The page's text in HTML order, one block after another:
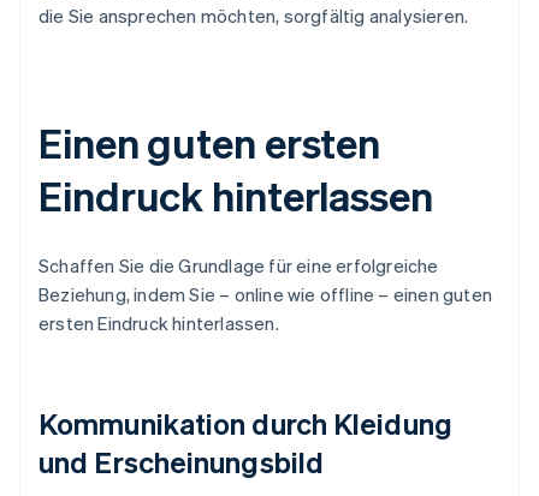
die Sie ansprechen möchten, sorgfältig analysieren.
Einen guten ersten
Eindruck hinterlassen
Schaffen Sie die Grundlage für eine erfolgreiche
Beziehung, indem Sie – online wie offline – einen guten
ersten Eindruck hinterlassen.
Kommunikation durch Kleidung
und Erscheinungsbild